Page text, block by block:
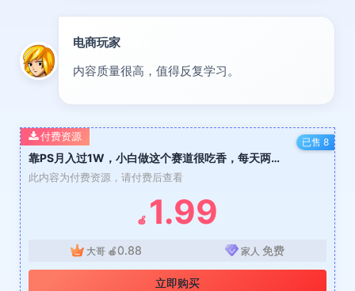
电商玩家
内容质量很高，值得反复学习。
靠PS月入过1W，小白做这个赛道很吃香，每天两小时，简单轻松且暴利【揭秘】
此内容为付费资源，请付费后查看
🍎 1.99
大哥 🍎0.88 家人 免费
立即购买
付费资源 已售 8